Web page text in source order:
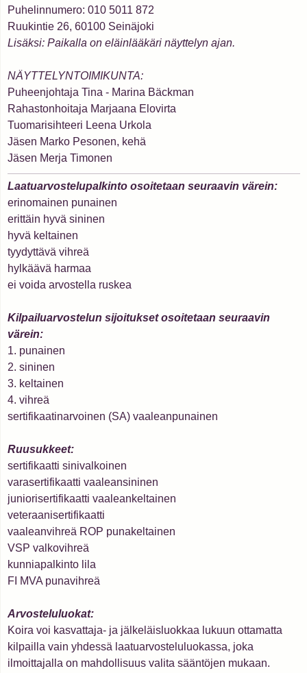
Puhelinnumero: 010 5011 872
Ruukintie 26, 60100 Seinäjoki
Lisäksi: Paikalla on eläinlääkäri näyttelyn ajan.
NÄYTTELYNTOIMIKUNTA:
Puheenjohtaja Tina - Marina Bäckman
Rahastonhoitaja Marjaana Elovirta
Tuomarisihteeri Leena Urkola
Jäsen Marko Pesonen, kehä
Jäsen Merja Timonen
Laatuarvostelupalkinto osoitetaan seuraavin värein:
erinomainen punainen
erittäin hyvä sininen
hyvä keltainen
tyydyttävä vihreä
hylkäävä harmaa
ei voida arvostella ruskea
Kilpailuarvostelun sijoitukset osoitetaan seuraavin
värein:
1. punainen
2. sininen
3. keltainen
4. vihreä
sertifikaatinarvoinen (SA) vaaleanpunainen
Ruusukkeet:
sertifikaatti sinivalkoinen
varasertifikaatti vaaleansininen
juniorisertifikaatti vaaleankeltainen
veteraanisertifikaatti
vaaleanvihreä ROP punakeltainen
VSP valkovihreä
kunniapalkinto lila
FI MVA punavihreä
Arvosteluluokat:
Koira voi kasvattaja- ja jälkeläisluokkaa lukuun ottamatta
kilpailla vain yhdessä laatuarvosteluluokassa, joka
ilmoittajalla on mahdollisuus valita sääntöjen mukaan.